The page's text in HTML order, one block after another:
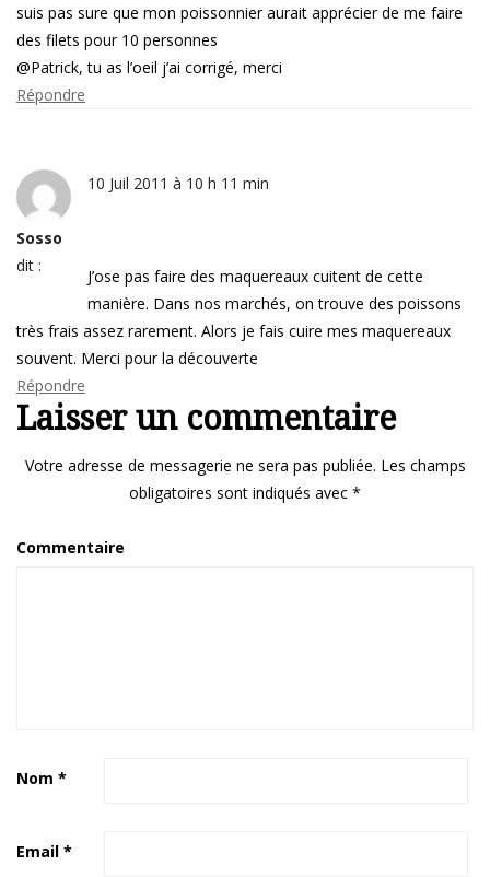
suis pas sure que mon poissonnier aurait apprécier de me faire
des filets pour 10 personnes
@Patrick, tu as l’oeil j’ai corrigé, merci
Répondre
Sosso
dit :
10 Juil 2011 à 10 h 11 min
J’ose pas faire des maquereaux cuitent de cette
manière. Dans nos marchés, on trouve des poissons
très frais assez rarement. Alors je fais cuire mes maquereaux
souvent. Merci pour la découverte
Répondre
Laisser un commentaire
Votre adresse de messagerie ne sera pas publiée. Les champs
obligatoires sont indiqués avec *
Commentaire
Nom *
Email *